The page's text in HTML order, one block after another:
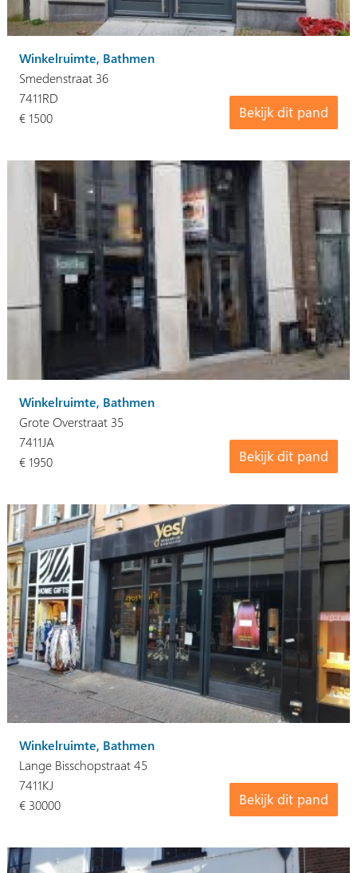
Winkelruimte, Bathmen
Smedenstraat 36
Bekijk dit pand
7411RD
€ 1500
Winkelruimte, Bathmen
Grote Overstraat 35
Bekijk dit pand
7411JA
€ 1950
Winkelruimte, Bathmen
Lange Bisschopstraat 45
Bekijk dit pand
7411KJ
€ 30000